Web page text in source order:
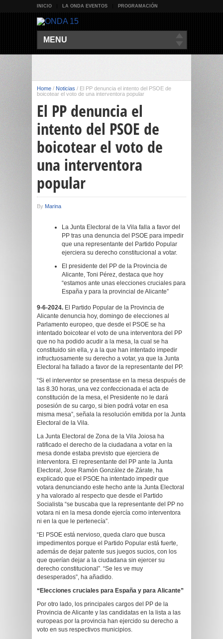
INICIO LA ONDA EVENTOS PROGRAMACIÓN
MENU
Home / Noticias / El PP denuncia el intento del PSOE de
boicotear el voto de una interventora popular
El PP denuncia el
intento del PSOE de
boicotear el voto de
una interventora
popular
By Marina
La Junta Electoral de la Vila falla a favor del
PP tras una denuncia del PSOE para impedir
que una representante del Partido Popular
ejerciera su derecho constitucional a votar.
El presidente del PP de la Provincia de
Alicante, Toni Pérez, destaca que hoy
“estamos ante unas elecciones cruciales para
España y para la provincial de Alicante”
9-6-2024. El Partido Popular de la Provincia de
Alicante denuncia hoy, domingo de elecciones al
Parlamento europeo, que desde el PSOE se ha
intentado boicotear el voto de una interventora del PP
que no ha podido acudir a la mesa, la cual se ha
constituido sin ella, y a la que han intentado impedir
infructuosamente su derecho a votar, ya que la Junta
Electoral ha fallado a favor de la representante del PP.
“Si el interventor se presentase en la mesa después de
las 8.30 horas, una vez confeccionada el acta de
constitución de la mesa, el Presidente no le dará
posesión de su cargo, si bien podrá votar en esa
misma mesa”, señala la resolución emitida por la Junta
Electoral de la Vila.
La Junta Electoral de Zona de la Vila Joiosa ha
ratificado el derecho de la ciudadana a votar en la
mesa donde estaba previsto que ejerciera de
interventora. El representante del PP ante la Junta
Electoral, Jose Ramón González de Zárate, ha
explicado que el PSOE ha intentado impedir que
votara denunciando este hecho ante la Junta Electoral
y ha valorado al respecto que desde el Partido
Socialista “se buscaba que la representante del PP no
votara ni en la mesa donde ejercía como interventora
ni en la que le pertenecía”.
“El PSOE está nervioso, queda claro que busca
impedimentos porque el Partido Popular está fuerte,
además de dejar patente sus juegos sucios, con los
que querían dejar a la ciudadana sin ejercer su
derecho constitucional”. “Se les ve muy
desesperados”, ha añadido.
“Elecciones cruciales para España y para Alicante”
Por otro lado, los principales cargos del PP de la
Provincia de Alicante y las candidatas en la lista a las
europeas por la provincia han ejercido su derecho a
voto en sus respectivos municipios.